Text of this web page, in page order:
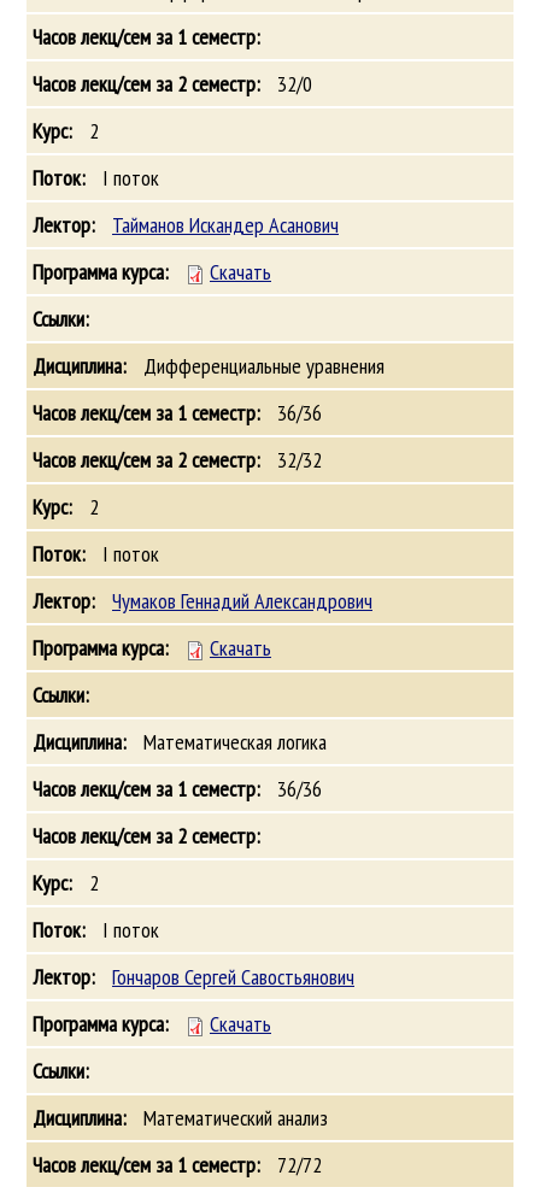
32/0
2
I поток
Тайманов Искандер Асанович
Скачать
Дифференциальные уравнения
36/36
32/32
2
I поток
Чумаков Геннадий Александрович
Скачать
Математическая логика
36/36
2
I поток
Гончаров Сергей Савостьянович
Скачать
Математический анализ
72/72